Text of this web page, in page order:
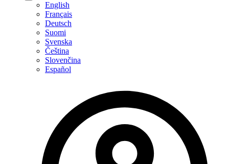
English
Français
Deutsch
Suomi
Svenska
Čeština
Slovenčina
Español